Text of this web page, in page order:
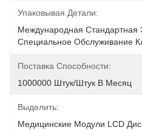
Упаковывая Детали:
Международная Стандартная
Специальное Обслуживание
Поставка Способности:
1000000 Штук/штук В Месяц
Выделить:
Медицинские Модули LCD